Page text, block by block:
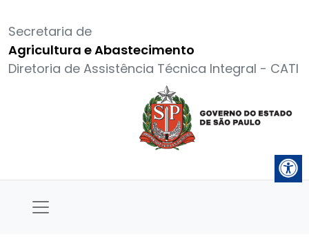
Secretaria de
Agricultura e Abastecimento
Diretoria de Assistência Técnica Integral - CATI